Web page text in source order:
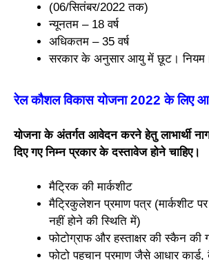
(06/सितंबर/2022 तक)
न्यूनतम – 18 वर्ष
अधिकतम – 35 वर्ष
सरकार के अनुसार आयु में छूट।
रेल कौशल विकास योजना 2022 के लिए
योजना के अंतर्गत आवेदन करने हेतु लाभार्थी
दिए गए निम्न प्रकार के दस्तावेज होने चाहिए।
मैट्रिक की मार्कशीट
मैट्रिकुलेशन प्रमाण पत्र (मार्कशीट
नहीं होने की स्थिति में)
फोटोग्राफ और हस्ताक्षर की स्कैन की
फोटो पहचान प्रमाण जैसे आधार